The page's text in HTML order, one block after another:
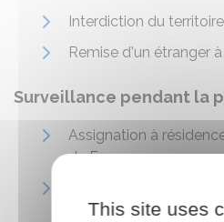
Interdiction du
Remise d'un étranger
Surveillance pendant la
Assignation à
de France
This site uses